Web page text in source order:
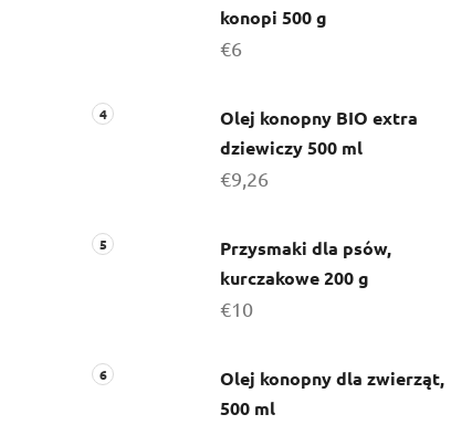
konopi 500 g
€6
Olej konopny BIO extra
dziewiczy 500 ml
€9,26
Przysmaki dla psów,
kurczakowe 200 g
€10
Olej konopny dla zwierząt,
500 ml